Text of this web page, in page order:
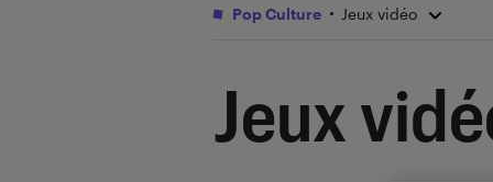
Pop Culture Jeux vidéo
Jeux